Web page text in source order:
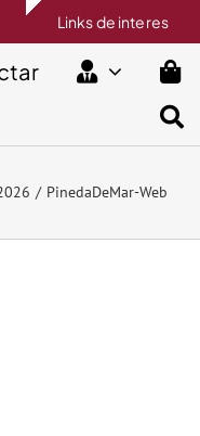
Links de interes
PinedaDeMar-Web